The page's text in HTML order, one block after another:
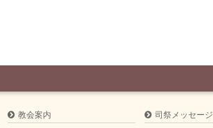
教会案内 司祭メッセージ